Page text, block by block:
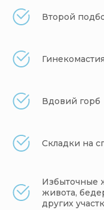
Второй
Гинекомастия
Вдовий горб
Складки на
Избыточные
живота,
других